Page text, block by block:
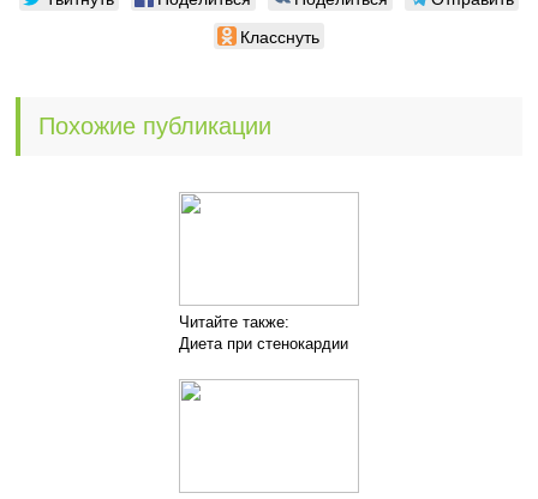
Класснуть
Похожие публикации
Читайте также:
Диета при стенокардии